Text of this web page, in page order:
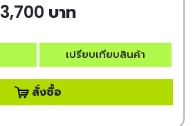
3,700 บาท
เปรียบเทียบสินค้า
สั่งซื้อ